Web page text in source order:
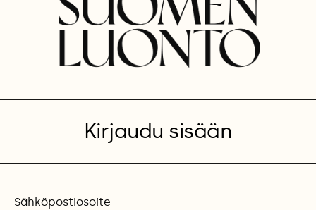
Kirjaudu sisään
Sähköpostiosoite